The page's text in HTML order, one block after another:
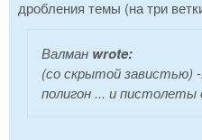
дробления темы (на три
Валман wrote:
(со скрытой завистью)
полигон ... и пистолеты